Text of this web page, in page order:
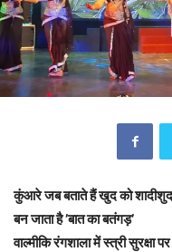
कुंआरे जब बताते हैं खुद को
बन जाता है ’बात का बतंगड़’
वाल्मीकि रंगशाला में स्त्री सुरक्षा